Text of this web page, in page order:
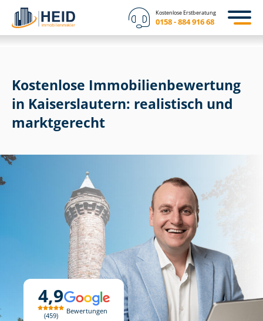
Kostenlose Erstberatung
0158 - 884 916 68
4,9
459
Bewertungen
Kostenlose Im­mo­bi­li­en­be­wer­tung
in Kaiserslautern: realistisch und
marktgerecht